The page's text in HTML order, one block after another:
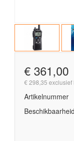
€ 361,00
€ 298,35 exclusief
Artikelnummer
Beschikbaarheid